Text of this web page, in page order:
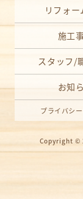
リフォ
施工
スタッフ/
お知
プライバシ
Copyright ©